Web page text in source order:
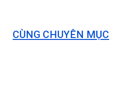
CÙNG CHUYÊN MỤC